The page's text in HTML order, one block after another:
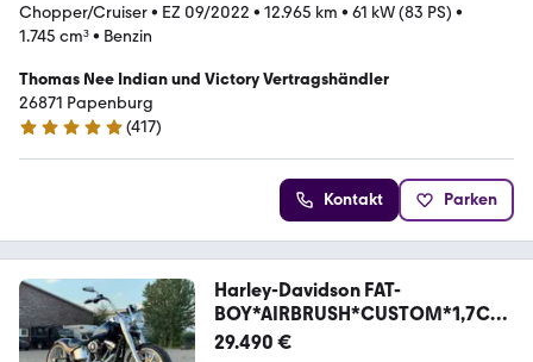
Chopper/Cruiser• EZ 09/2022 • 12.965 km • 61 kW (83 PS) •
1.745 cm³• Benzin
Thomas Nee Indian und Victory Vertragshändler
26871 Papenburg
4.9 Sterne
(417)
Kontakt Parken
Harley-Davidson FAT-
BOY*AIRBRUSH*CUSTOM*1,7CC
M*250KM*NEU*UNGLAUB
29.490 €